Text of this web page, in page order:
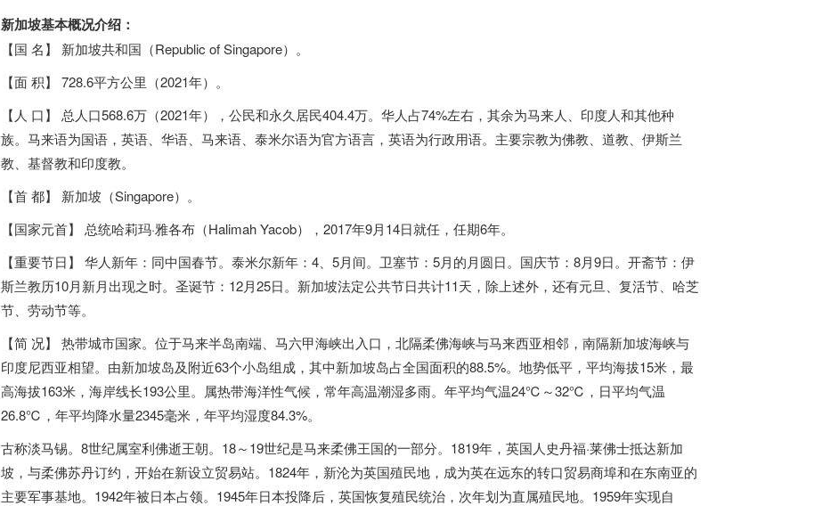
新加坡基本概况介绍：
【国 名】 新加坡共和国（Republic of Singapore）。
【面 积】 728.6平方公里（2021年）。
【人 口】 总人口568.6万（2021年），公民和永久居民404.4万。华人占74%左右，其余为马来人、印度人和其他种
族。马来语为国语，英语、华语、马来语、泰米尔语为官方语言，英语为行政用语。主要宗教为佛教、道教、伊斯兰
教、基督教和印度教。
【首 都】 新加坡（Singapore）。
【国家元首】 总统哈莉玛·雅各布（Halimah Yacob），2017年9月14日就任，任期6年。
【重要节日】 华人新年：同中国春节。泰米尔新年：4、5月间。卫塞节：5月的月圆日。国庆节：8月9日。开斋节：伊
斯兰教历10月新月出现之时。圣诞节：12月25日。新加坡法定公共节日共计11天，除上述外，还有元旦、复活节、哈芝
节、劳动节等。
【简 况】 热带城市国家。位于马来半岛南端、马六甲海峡出入口，北隔柔佛海峡与马来西亚相邻，南隔新加坡海峡与
印度尼西亚相望。由新加坡岛及附近63个小岛组成，其中新加坡岛占全国面积的88.5%。地势低平，平均海拔15米，最
高海拔163米，海岸线长193公里。属热带海洋性气候，常年高温潮湿多雨。年平均气温24℃～32℃，日平均气温
26.8℃，年平均降水量2345毫米，年平均湿度84.3%。
古称淡马锡。8世纪属室利佛逝王朝。18～19世纪是马来柔佛王国的一部分。1819年，英国人史丹福·莱佛士抵达新加
坡，与柔佛苏丹订约，开始在新设立贸易站。1824年，新沦为英国殖民地，成为英在远东的转口贸易商埠和在东南亚的
主要军事基地。1942年被日本占领。1945年日本投降后，英国恢复殖民统治，次年划为直属殖民地。1959年实现自